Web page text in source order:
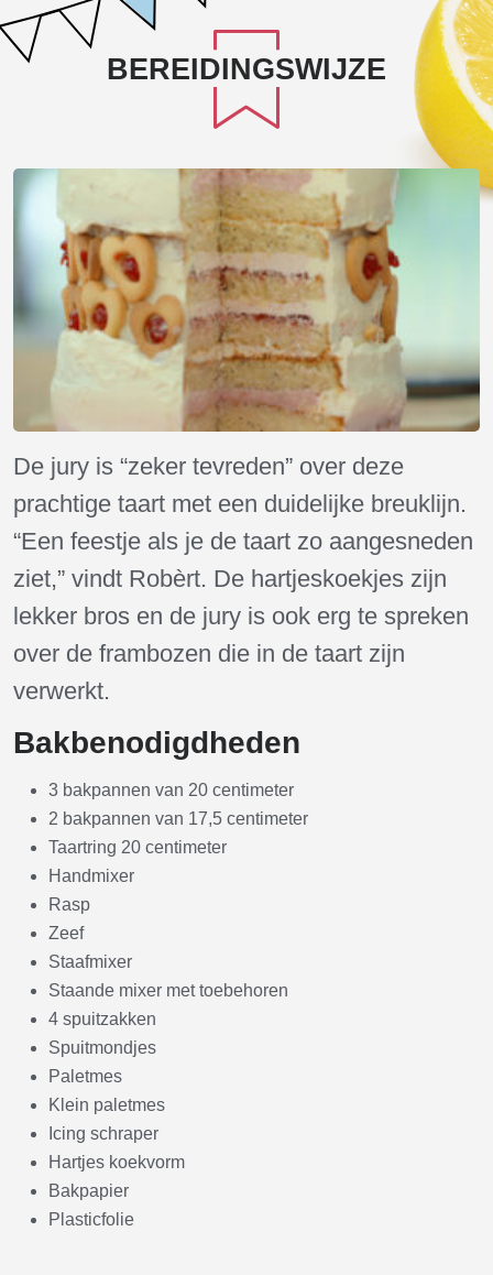
BEREIDINGSWIJZE
De jury is “zeker tevreden” over deze
prachtige taart met een duidelijke breuklijn.
“Een feestje als je de taart zo aangesneden
ziet,” vindt Robèrt. De hartjeskoekjes zijn
lekker bros en de jury is ook erg te spreken
over de frambozen die in de taart zijn
verwerkt.
Bakbenodigdheden
3 bakpannen van 20 centimeter
2 bakpannen van 17,5 centimeter
Taartring 20 centimeter
Handmixer
Rasp
Zeef
Staafmixer
Staande mixer met toebehoren
4 spuitzakken
Spuitmondjes
Paletmes
Klein paletmes
Icing schraper
Hartjes koekvorm
Bakpapier
Plasticfolie